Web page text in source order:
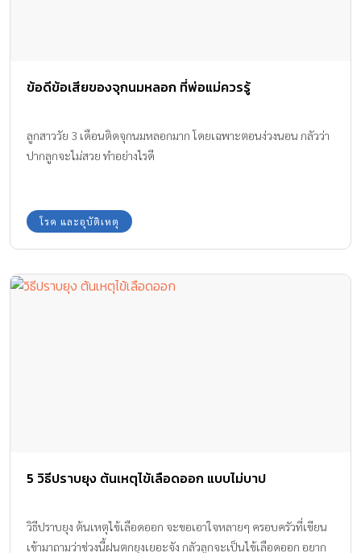
ข้อดีข้อเสียของจุกนมหลอก ที่พ่อแม่ควรรู้
ลูกสาววัย 3 เดือนติดจุกนมหลอกมาก โดยเฉพาะตอนง่วงนอน กลัวว่า
ปากลูกจะไม่สวย ทำอย่างไรดี
โรค และอุบัติเหตุ
5 วิธีปราบยุง ต้นเหตุไข้เลือดออก แบบไม่บาป
วิธีปราบยุง ต้นเหตุไข้เลือดออก จะขอเอาใจหลายๆ ครอบครัวที่เขียน
เข้ามาถามว่าช่วงนี้ฝนตกยุงเยอะจัง กลัวลูกจะเป็นไข้เลือดออก อยาก